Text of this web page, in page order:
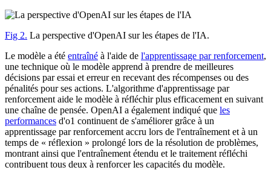
Fig 2. La perspective d'OpenAI sur les étapes de l'IA.
Le modèle a été entraîné à l'aide de l'apprentissage par renforcement,
une technique où le modèle apprend à prendre de meilleures
décisions par essai et erreur en recevant des récompenses ou des
pénalités pour ses actions. L'algorithme d'apprentissage par
renforcement aide le modèle à réfléchir plus efficacement en suivant
une chaîne de pensée. OpenAI a également indiqué que les
performances d'o1 continuent de s'améliorer grâce à un
apprentissage par renforcement accru lors de l'entraînement et à un
temps de « réflexion » prolongé lors de la résolution de problèmes,
montrant ainsi que l'entraînement étendu et le traitement réfléchi
contribuent tous deux à renforcer les capacités du modèle.